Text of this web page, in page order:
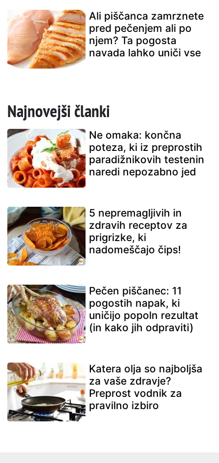
Ali piščanca zamrznete
pred pečenjem ali po
njem? Ta pogosta
navada lahko uniči vse
Najnovejši članki
Ne omaka: končna
poteza, ki iz preprostih
paradižnikovih testenin
naredi nepozabno jed
5 nepremagljivih in
zdravih receptov za
prigrizke, ki
nadomeščajo čips!
Pečen piščanec: 11
pogostih napak, ki
uničijo popoln rezultat
(in kako jih odpraviti)
Katera olja so najboljša
za vaše zdravje?
Preprost vodnik za
pravilno izbiro